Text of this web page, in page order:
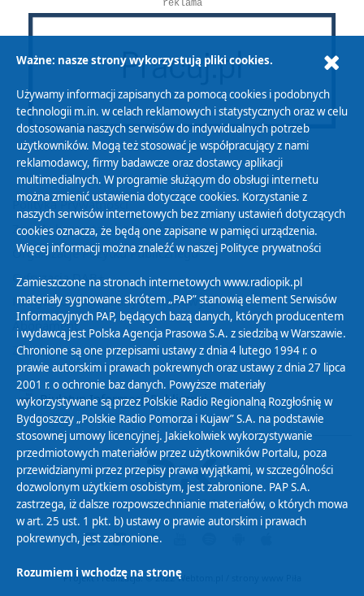
reklama
Polityka Prywatności
Zasady korzystania z Serwisu
Organizacje Pożytku Publicznego
Cyfryzacja DAB+
Polityka ochrony danych osobowych
Abonament
Zamówienia publiczne
Biuletyn Informacji Publicznej
Projekt i realizacja: © 2022Webtom.pl
Ważne: nasze strony wykorzystują pliki cookies.
Używamy informacji zapisanych za pomocą cookies i podobnych
technologii m.in. w celach reklamowych i statystycznych oraz w celu
dostosowania naszych serwisów do indywidualnych potrzeb
użytkowników. Mogą też stosować je współpracujący z nami
reklamodawcy, firmy badawcze oraz dostawcy aplikacji
multimedialnych. W programie służącym do obsługi internetu
można zmienić ustawienia dotyczące cookies. Korzystanie z
naszych serwisów internetowych bez zmiany ustawień dotyczących
cookies oznacza, że będą one zapisane w pamięci urządzenia.
Więcej informacji można znaleźć w naszej Polityce prywatności
Zamieszczone na stronach internetowych www.radiopik.pl
materiały sygnowane skrótem „PAP” stanowią element Serwisów
Informacyjnych PAP, będących bazą danych, których producentem
i wydawcą jest Polska Agencja Prasowa S.A. z siedzibą w Warszawie.
Chronione są one przepisami ustawy z dnia 4 lutego 1994 r. o
prawie autorskim i prawach pokrewnych oraz ustawy z dnia 27 lipca
2001 r. o ochronie baz danych. Powyższe materiały
wykorzystywane są przez Polskie Radio Regionalną Rozgłośnię w
Bydgoszczy „Polskie Radio Pomorza i Kujaw” S.A. na podstawie
stosownej umowy licencyjnej. Jakiekolwiek wykorzystywanie
przedmiotowych materiałów przez użytkowników Portalu, poza
przewidzianymi przez przepisy prawa wyjątkami, w szczególności
dozwolonym użytkiem osobistym, jest zabronione. PAP S.A.
zastrzega, iż dalsze rozpowszechnianie materiałów, o których mowa
w art. 25 ust. 1 pkt. b) ustawy o prawie autorskim i prawach
pokrewnych, jest zabronione.
Rozumiem i wchodzę na stronę